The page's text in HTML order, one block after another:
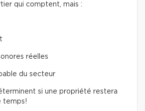
qui comptent, mais :
réelles
du secteur
si une propriété restera
temps!